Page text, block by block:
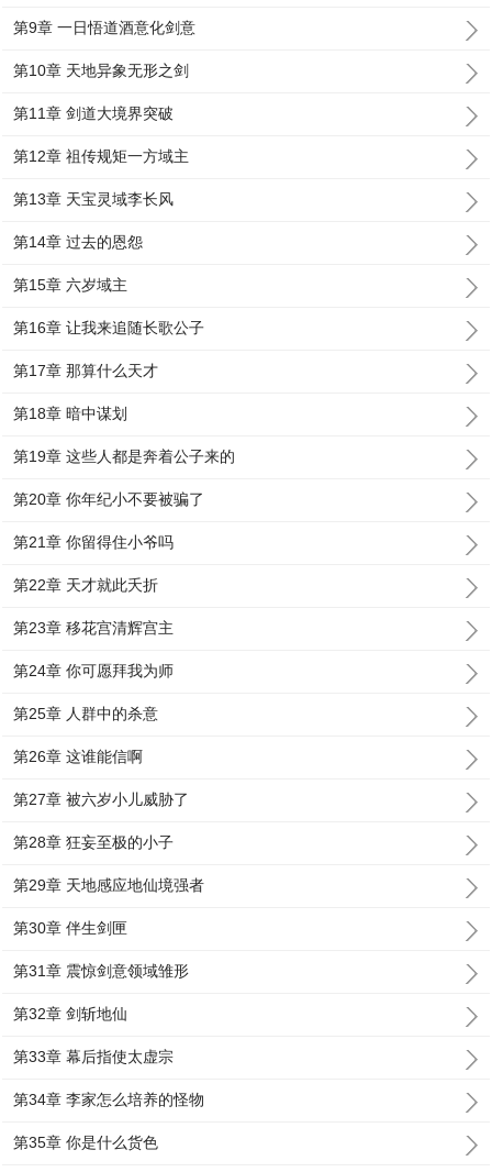
第9章 一日悟道酒意化剑意
第10章 天地异象无形之剑
第11章 剑道大境界突破
第12章 祖传规矩一方域主
第13章 天宝灵域李长风
第14章 过去的恩怨
第15章 六岁域主
第16章 让我来追随长歌公子
第17章 那算什么天才
第18章 暗中谋划
第19章 这些人都是奔着公子来的
第20章 你年纪小不要被骗了
第21章 你留得住小爷吗
第22章 天才就此夭折
第23章 移花宫清辉宫主
第24章 你可愿拜我为师
第25章 人群中的杀意
第26章 这谁能信啊
第27章 被六岁小儿威胁了
第28章 狂妄至极的小子
第29章 天地感应地仙境强者
第30章 伴生剑匣
第31章 震惊剑意领域雏形
第32章 剑斩地仙
第33章 幕后指使太虚宗
第34章 李家怎么培养的怪物
第35章 你是什么货色